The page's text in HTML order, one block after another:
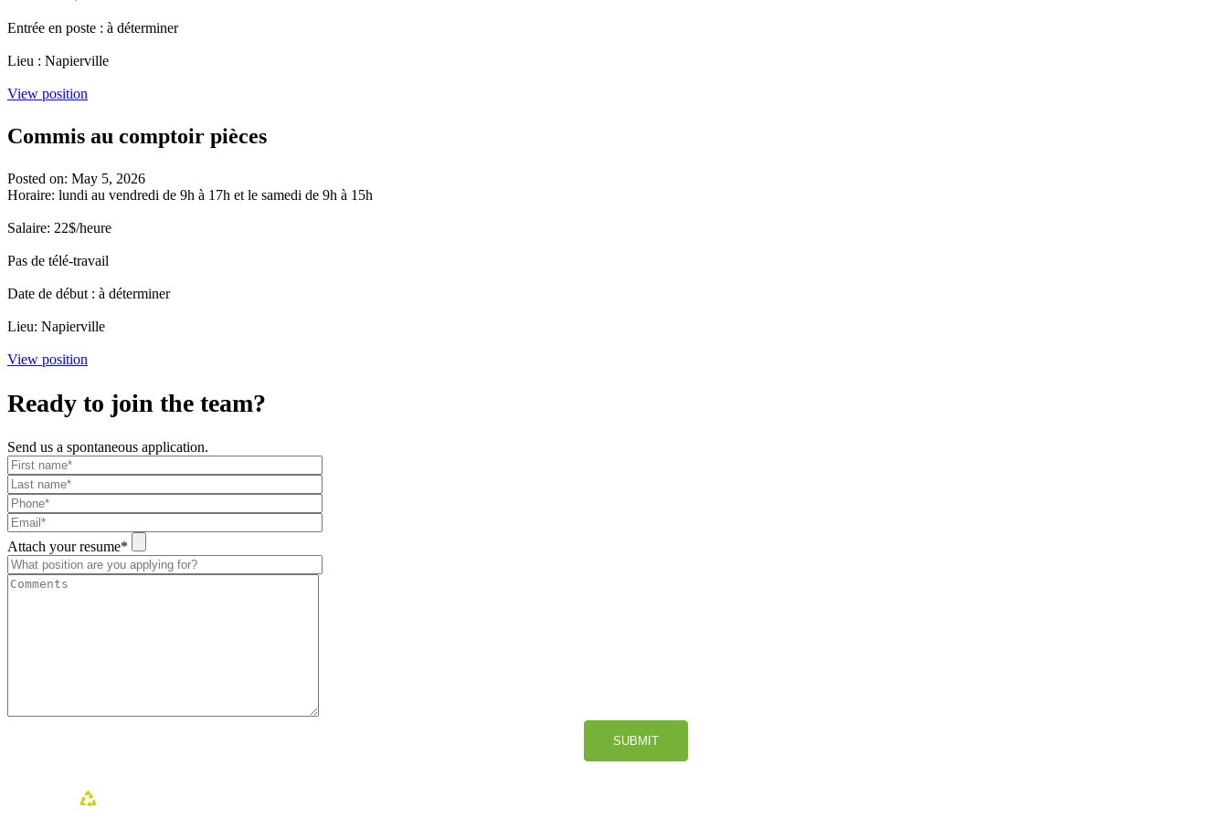
Entrée en poste : à déterminer
Lieu : Napierville
View position
Commis au comptoir pièces
Posted on: May 5, 2026
Horaire: lundi au vendredi de 9h à 17h et le samedi de 9h à 15h
Salaire: 22$/heure
Pas de télé-travail
Date de début : à déterminer
Lieu: Napierville
View position
Ready to join the team?
Send us a spontaneous application.
Attach your resume*